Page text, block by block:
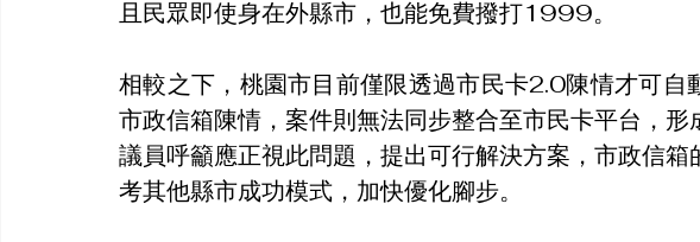
且民眾即使身在外縣市，也能免費撥打1999。
相較之下，桃園市目前僅限透過市民卡2.0陳情才可
市政信箱陳情，案件則無法同步整合至市民卡平台，
議員呼籲應正視此問題，提出可行解決方案，市政信
考其他縣市成功模式，加快優化腳步。